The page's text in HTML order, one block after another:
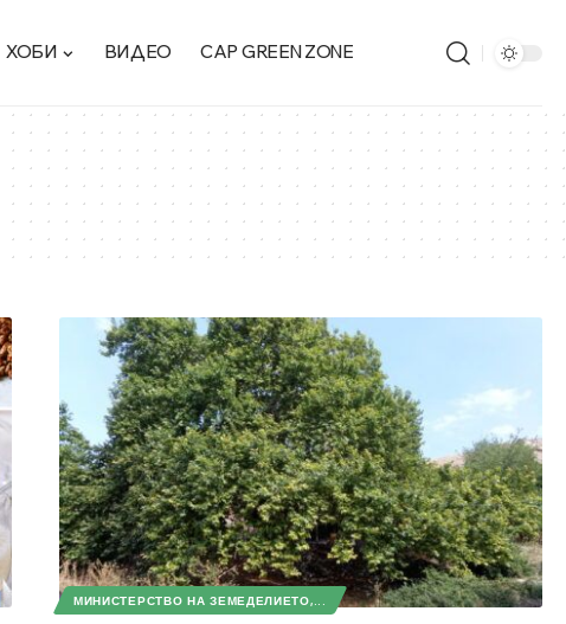
ХОБИ ВИДЕО CAP GREEN ZONE
МИНИСТЕРСТВО НА ЗЕМЕДЕЛИЕТО,...